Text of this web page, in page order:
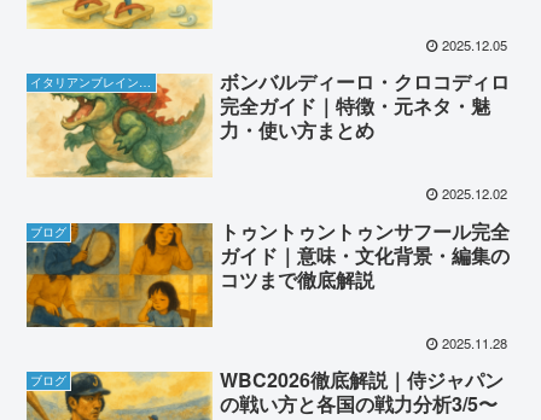
2025.12.05
イタリアンブレインロット
ボンバルディーロ・クロコディロ
完全ガイド｜特徴・元ネタ・魅
力・使い方まとめ
2025.12.02
ブログ
トゥントゥントゥンサフール完全
ガイド｜意味・文化背景・編集の
コツまで徹底解説
2025.11.28
ブログ
WBC2026徹底解説｜侍ジャパン
の戦い方と各国の戦力分析3/5〜